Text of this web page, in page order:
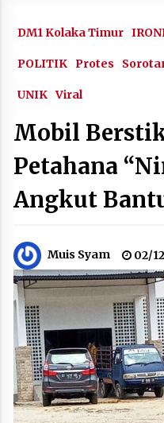
DM1 Kolaka Timur
POLITIK Protes
UNIK Viral
Mobil
Petahana
Angkut
Muis Syam 02/